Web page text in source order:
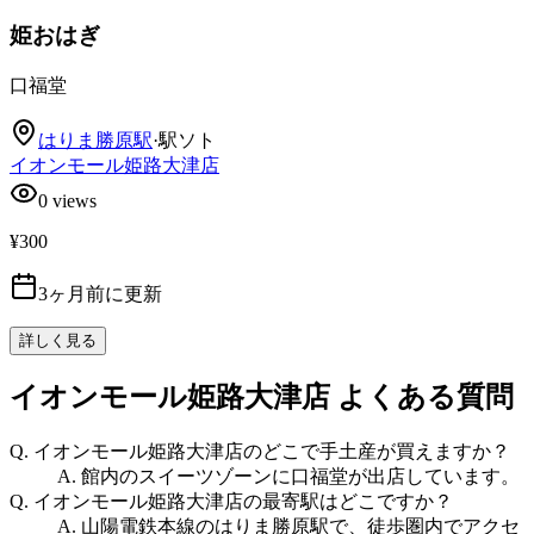
姫おはぎ
口福堂
はりま勝原駅·駅ソト
イオンモール姫路大津店
0 views
¥300
3ヶ月前に更新
詳しく見る
イオンモール姫路大津店 よくある質問
Q. イオンモール姫路大津店のどこで手土産が買えますか？
A. 館内のスイーツゾーンに口福堂が出店しています。
Q. イオンモール姫路大津店の最寄駅はどこですか？
A. 山陽電鉄本線のはりま勝原駅で、徒歩圏内でアクセ